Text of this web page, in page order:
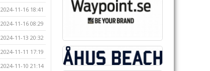
2024-11-16 18:41
2024-11-16 08:29
2024-11-13 20:32
2024-11-11 17:19
2024-11-10 21:14